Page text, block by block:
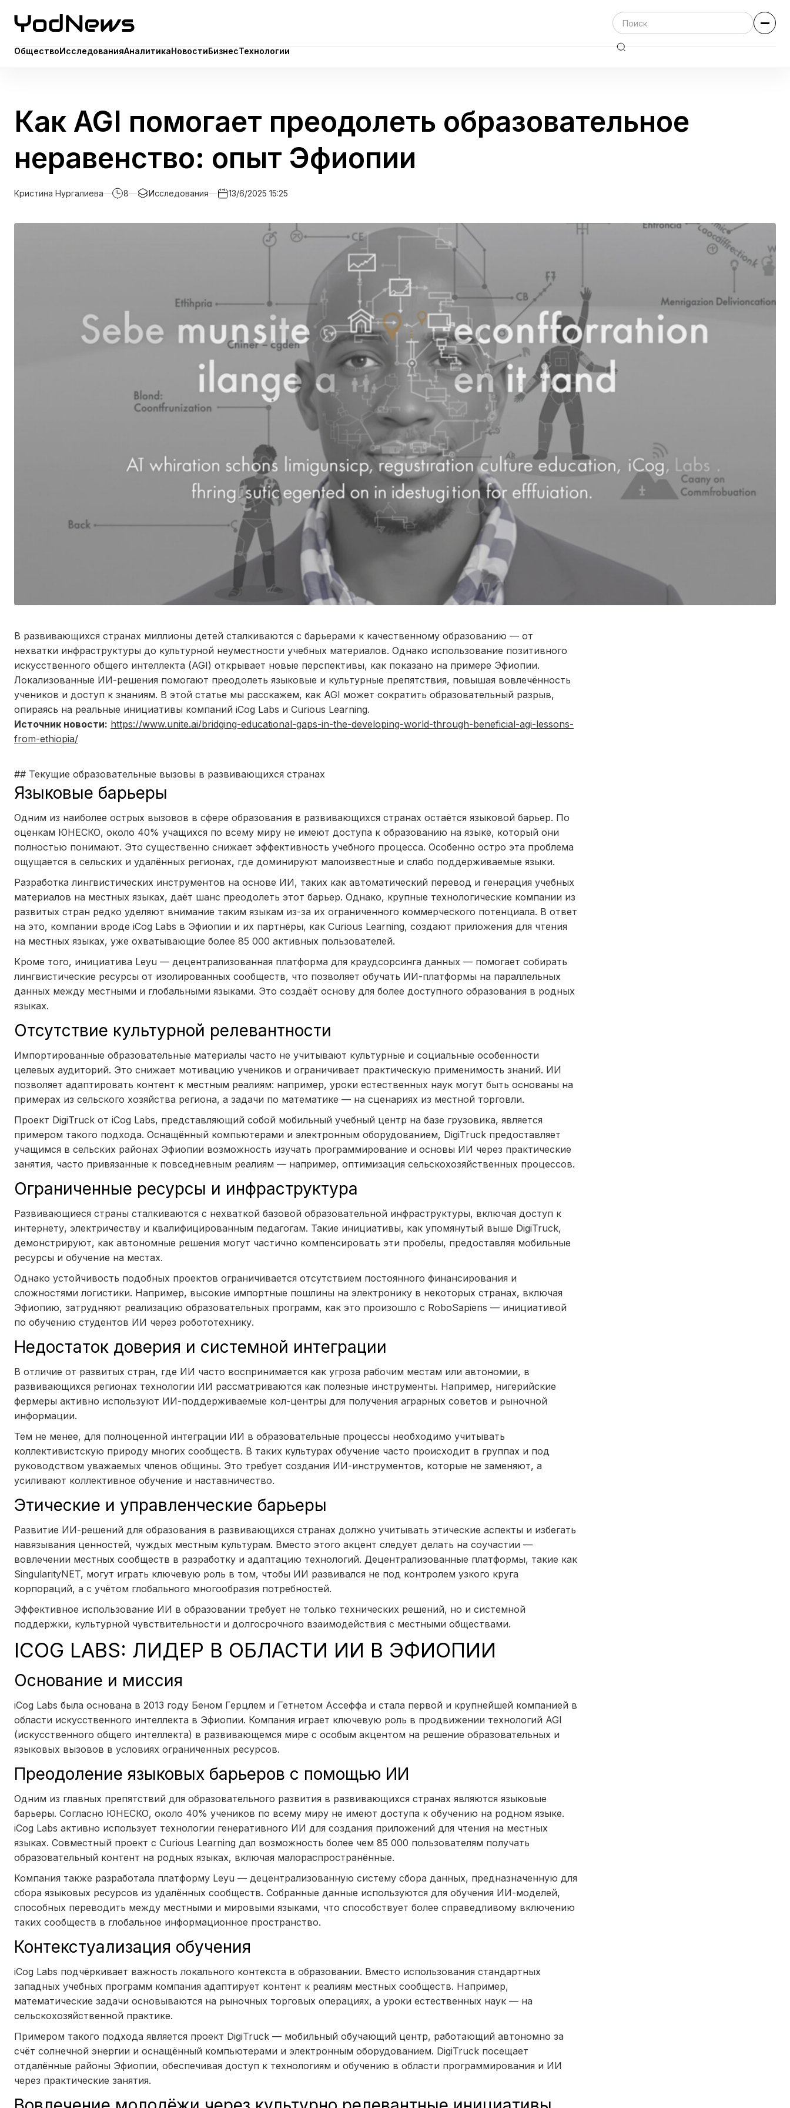
ОбществоИсследованияАналитикаНовостиБизнесТехнологии
Как AGI помогает преодолеть образовательное
неравенство: опыт Эфиопии
Кристина Нургалиева 8 Исследования 13/6/2025 15:25
В развивающихся странах миллионы детей сталкиваются с барьерами к качественному образованию — от
нехватки инфраструктуры до культурной неуместности учебных материалов. Однако использование позитивного
искусственного общего интеллекта (AGI) открывает новые перспективы, как показано на примере Эфиопии.
Локализованные ИИ-решения помогают преодолеть языковые и культурные препятствия, повышая вовлечённость
учеников и доступ к знаниям. В этой статье мы расскажем, как AGI может сократить образовательный разрыв,
опираясь на реальные инициативы компаний iCog Labs и Curious Learning.
Источник новости: https://www.unite.ai/bridging-educational-gaps-in-the-developing-world-through-beneficial-agi-lessons-
from-ethiopia/
## Текущие образовательные вызовы в развивающихся странах
Языковые барьеры
Одним из наиболее острых вызовов в сфере образования в развивающихся странах остаётся языковой барьер. По
оценкам ЮНЕСКО, около 40% учащихся по всему миру не имеют доступа к образованию на языке, который они
полностью понимают. Это существенно снижает эффективность учебного процесса. Особенно остро эта проблема
ощущается в сельских и удалённых регионах, где доминируют малоизвестные и слабо поддерживаемые языки.
Разработка лингвистических инструментов на основе ИИ, таких как автоматический перевод и генерация учебных
материалов на местных языках, даёт шанс преодолеть этот барьер. Однако, крупные технологические компании из
развитых стран редко уделяют внимание таким языкам из-за их ограниченного коммерческого потенциала. В ответ
на это, компании вроде iCog Labs в Эфиопии и их партнёры, как Curious Learning, создают приложения для чтения
на местных языках, уже охватывающие более 85 000 активных пользователей.
Кроме того, инициатива Leyu — децентрализованная платформа для краудсорсинга данных — помогает собирать
лингвистические ресурсы от изолированных сообществ, что позволяет обучать ИИ-платформы на параллельных
данных между местными и глобальными языками. Это создаёт основу для более доступного образования в родных
языках.
Отсутствие культурной релевантности
Импортированные образовательные материалы часто не учитывают культурные и социальные особенности
целевых аудиторий. Это снижает мотивацию учеников и ограничивает практическую применимость знаний. ИИ
позволяет адаптировать контент к местным реалиям: например, уроки естественных наук могут быть основаны на
примерах из сельского хозяйства региона, а задачи по математике — на сценариях из местной торговли.
Проект DigiTruck от iCog Labs, представляющий собой мобильный учебный центр на базе грузовика, является
примером такого подхода. Оснащённый компьютерами и электронным оборудованием, DigiTruck предоставляет
учащимся в сельских районах Эфиопии возможность изучать программирование и основы ИИ через практические
занятия, часто привязанные к повседневным реалиям — например, оптимизация сельскохозяйственных процессов.
Ограниченные ресурсы и инфраструктура
Развивающиеся страны сталкиваются с нехваткой базовой образовательной инфраструктуры, включая доступ к
интернету, электричеству и квалифицированным педагогам. Такие инициативы, как упомянутый выше DigiTruck,
демонстрируют, как автономные решения могут частично компенсировать эти пробелы, предоставляя мобильные
ресурсы и обучение на местах.
Однако устойчивость подобных проектов ограничивается отсутствием постоянного финансирования и
сложностями логистики. Например, высокие импортные пошлины на электронику в некоторых странах, включая
Эфиопию, затрудняют реализацию образовательных программ, как это произошло с RoboSapiens — инициативой
по обучению студентов ИИ через робототехнику.
Недостаток доверия и системной интеграции
В отличие от развитых стран, где ИИ часто воспринимается как угроза рабочим местам или автономии, в
развивающихся регионах технологии ИИ рассматриваются как полезные инструменты. Например, нигерийские
фермеры активно используют ИИ-поддерживаемые кол-центры для получения аграрных советов и рыночной
информации.
Тем не менее, для полноценной интеграции ИИ в образовательные процессы необходимо учитывать
коллективистскую природу многих сообществ. В таких культурах обучение часто происходит в группах и под
руководством уважаемых членов общины. Это требует создания ИИ-инструментов, которые не заменяют, а
усиливают коллективное обучение и наставничество.
Этические и управленческие барьеры
Развитие ИИ-решений для образования в развивающихся странах должно учитывать этические аспекты и избегать
навязывания ценностей, чуждых местным культурам. Вместо этого акцент следует делать на соучастии —
вовлечении местных сообществ в разработку и адаптацию технологий. Децентрализованные платформы, такие как
SingularityNET, могут играть ключевую роль в том, чтобы ИИ развивался не под контролем узкого круга
корпораций, а с учётом глобального многообразия потребностей.
Эффективное использование ИИ в образовании требует не только технических решений, но и системной
поддержки, культурной чувствительности и долгосрочного взаимодействия с местными обществами.
ICOG LABS: ЛИДЕР В ОБЛАСТИ ИИ В ЭФИОПИИ
Основание и миссия
iCog Labs была основана в 2013 году Беном Герцлем и Гетнетом Ассеффа и стала первой и крупнейшей компанией в
области искусственного интеллекта в Эфиопии. Компания играет ключевую роль в продвижении технологий AGI
(искусственного общего интеллекта) в развивающемся мире с особым акцентом на решение образовательных и
языковых вызовов в условиях ограниченных ресурсов.
Преодоление языковых барьеров с помощью ИИ
Одним из главных препятствий для образовательного развития в развивающихся странах являются языковые
барьеры. Согласно ЮНЕСКО, около 40% учеников по всему миру не имеют доступа к обучению на родном языке.
iCog Labs активно использует технологии генеративного ИИ для создания приложений для чтения на местных
языках. Совместный проект с Curious Learning дал возможность более чем 85 000 пользователям получать
образовательный контент на родных языках, включая малораспространённые.
Компания также разработала платформу Leyu — децентрализованную систему сбора данных, предназначенную для
сбора языковых ресурсов из удалённых сообществ. Собранные данные используются для обучения ИИ-моделей,
способных переводить между местными и мировыми языками, что способствует более справедливому включению
таких сообществ в глобальное информационное пространство.
Контекстуализация обучения
iCog Labs подчёркивает важность локального контекста в образовании. Вместо использования стандартных
западных учебных программ компания адаптирует контент к реалиям местных сообществ. Например,
математические задачи основываются на рыночных торговых операциях, а уроки естественных наук — на
сельскохозяйственной практике.
Примером такого подхода является проект DigiTruck — мобильный обучающий центр, работающий автономно за
счёт солнечной энергии и оснащённый компьютерами и электронным оборудованием. DigiTruck посещает
отдалённые районы Эфиопии, обеспечивая доступ к технологиям и обучению в области программирования и ИИ
через практические занятия.